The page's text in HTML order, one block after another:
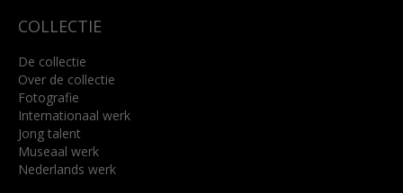
COLLECTIE
De collectie
Over de collectie
Fotografie
Internationaal werk
Jong talent
Museaal werk
Nederlands werk